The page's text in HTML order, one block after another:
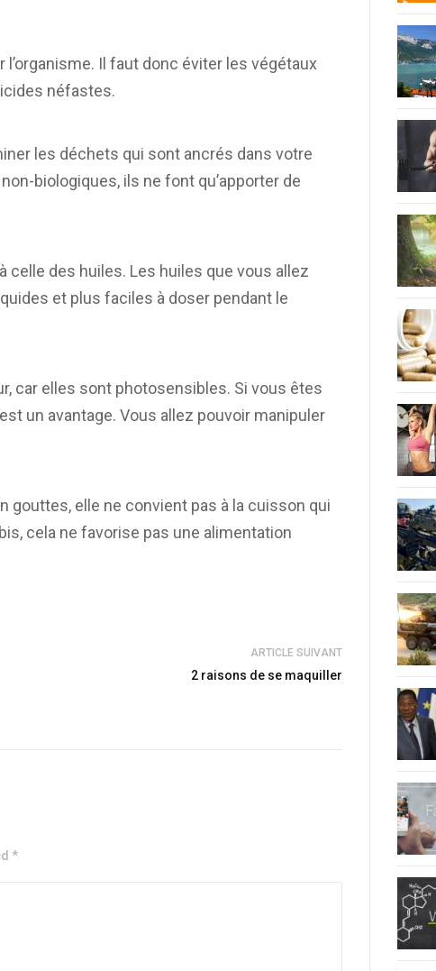
Il faut donc éviter les végétaux
néfastes.
les déchets qui sont ancrés dans votre
biologiques, ils ne font qu’apporter de
celle des huiles. Les huiles que vous allez
et plus faciles à doser pendant le
car elles sont photosensibles. Si vous êtes
un avantage. Vous allez pouvoir manipuler
gouttes, elle ne convient pas à la cuisson qui
cela ne favorise pas une alimentation
ARTICLE SUIVANT
2 raisons de se maquiller
*